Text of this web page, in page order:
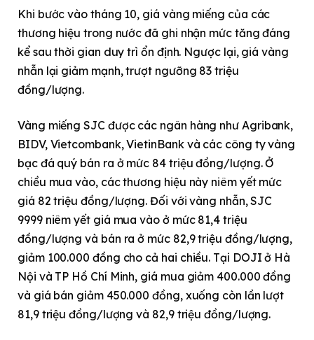
Khi bước vào tháng 10, giá vàng miếng của các
thương hiệu trong nước đã ghi nhận mức tăng đáng
kể sau thời gian duy trì ổn định. Ngược lại, giá vàng
nhẫn lại giảm mạnh, trượt ngưỡng 83 triệu
đồng/lượng.
Vàng miếng SJC được các ngân hàng như Agribank,
BIDV, Vietcombank, VietinBank và các công ty vàng
bạc đá quý bán ra ở mức 84 triệu đồng/lượng. Ở
chiều mua vào, các thương hiệu này niêm yết mức
giá 82 triệu đồng/lượng. Đối với vàng nhẫn, SJC
9999 niêm yết giá mua vào ở mức 81,4 triệu
đồng/lượng và bán ra ở mức 82,9 triệu đồng/lượng,
giảm 100.000 đồng cho cả hai chiều. Tại DOJI ở Hà
Nội và TP Hồ Chí Minh, giá mua giảm 400.000 đồng
và giá bán giảm 450.000 đồng, xuống còn lần lượt
81,9 triệu đồng/lượng và 82,9 triệu đồng/lượng.